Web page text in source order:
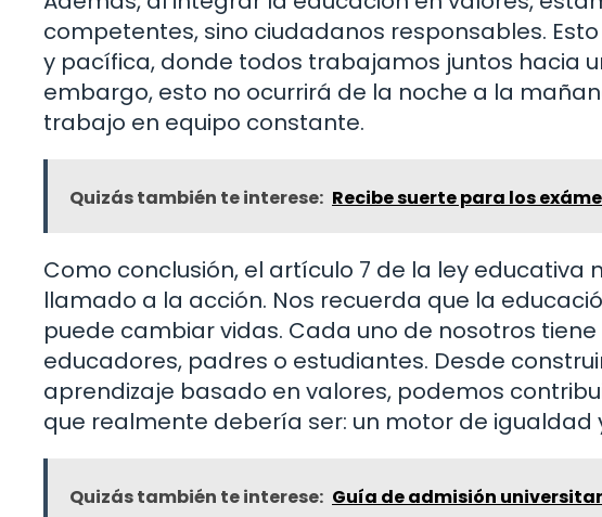
competentes, sino ciudadanos responsables.
y pacífica, donde todos trabajamos juntos hacia
embargo, esto no ocurrirá de la noche a la
trabajo en equipo constante.
Quizás también te interese: Recibe suerte para los
Como conclusión, el artículo 7 de la ley educativa
llamado a la acción. Nos recuerda que la
puede cambiar vidas. Cada uno de nosotros
educadores, padres o estudiantes. Desde
aprendizaje basado en valores, podemos
que realmente debería ser: un motor de igualdad
Quizás también te interese: Guía de admisión